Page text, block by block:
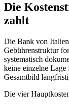
Die
zahlt
Die Bank von
Gebührenstruktur
systematisch
keine einzelne Lage
Gesamtbild
Die vier